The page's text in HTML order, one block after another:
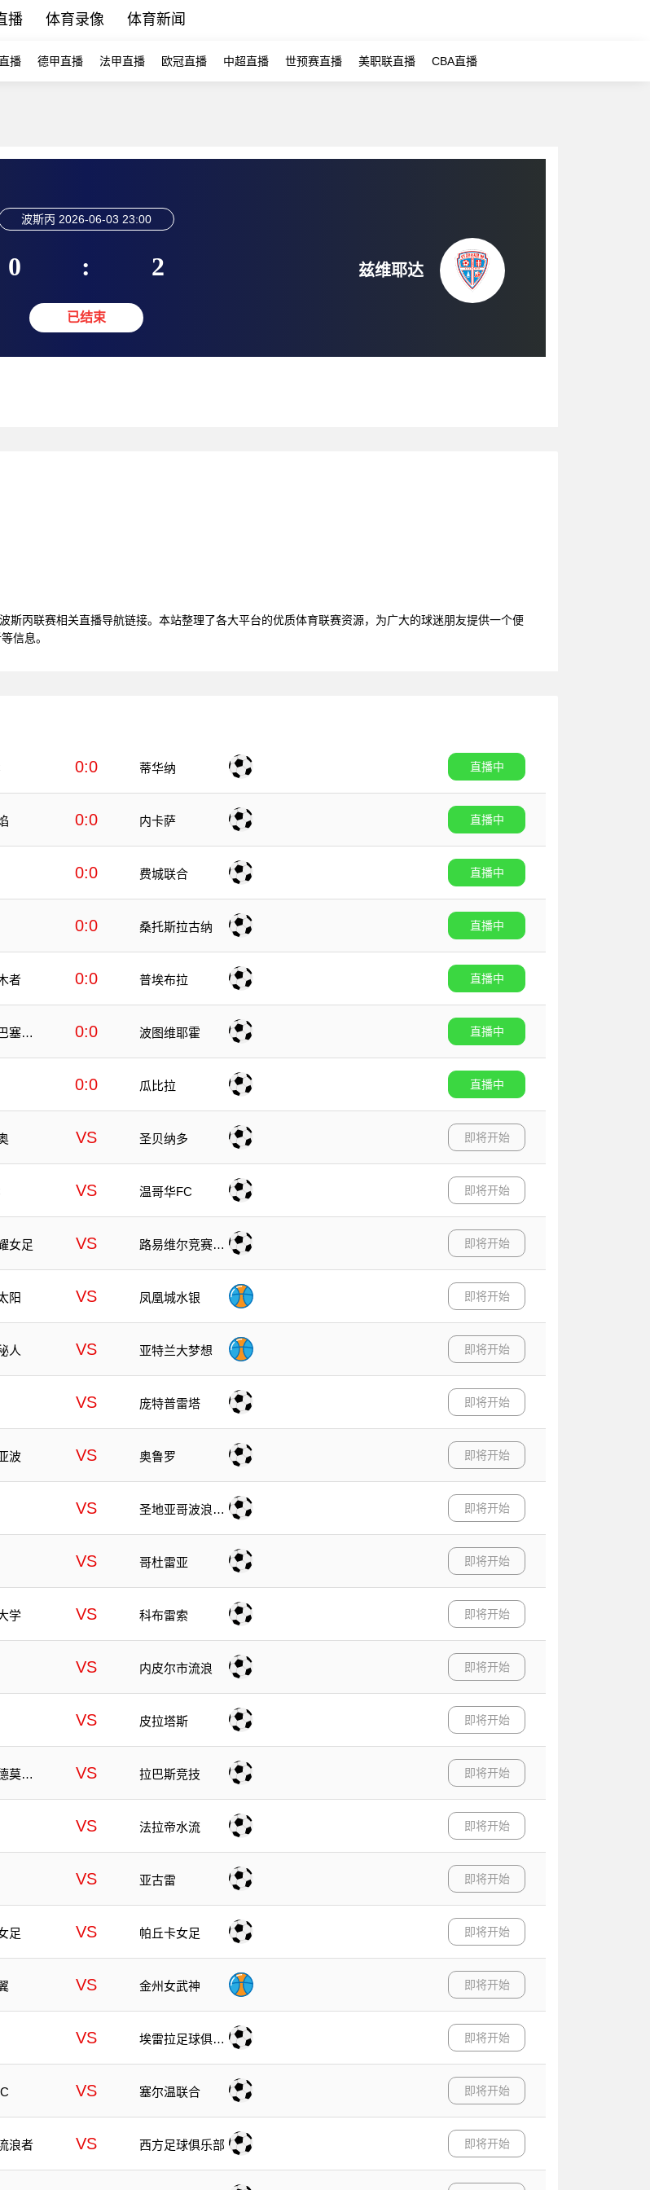
播 体育录像 体育新闻
播 德甲直播 法甲直播 欧冠直播 中超直播 世预赛直播 美职联直播 CBA直播
波斯丙 2026-06-03 23:00
0 : 2
已结束
兹维耶达
斯丙联赛相关直播导航链接。本站整理了各大平台的优质体育联赛资源，为广大的球迷朋友提供一个便
信息。
0:0 蒂华纳 直播中
0:0 内卡萨 直播中
0:0 费城联合 直播中
0:0 桑托斯拉古纳 直播中
者 0:0 普埃布拉 直播中
塞罗
0:0 波图维耶霍 直播中
0:0 瓜比拉 直播中
VS 圣贝纳多 即将开始
VS 温哥华FC 即将开始
女足 VS
路易维尔竞赛女
即将开始
阳 VS 凤凰城水银 即将开始
人 VS 亚特兰大梦想 即将开始
VS 庞特普雷塔 即将开始
波 VS 奥鲁罗 即将开始
VS
圣地亚哥波浪女
即将开始
VS 哥杜雷亚 即将开始
学 VS 科布雷索 即将开始
VS 内皮尔市流浪 即将开始
VS 皮拉塔斯 即将开始
莫雷
VS 拉巴斯竞技 即将开始
VS 法拉帝水流 即将开始
VS 亚古雷 即将开始
足 VS 帕丘卡女足 即将开始
VS 金州女武神 即将开始
VS
埃雷拉足球俱乐
即将开始
VS 塞尔温联合 即将开始
浪者 VS 西方足球俱乐部 即将开始